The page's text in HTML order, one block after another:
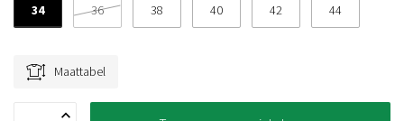
34 36 38 40 42 44
Maattabel